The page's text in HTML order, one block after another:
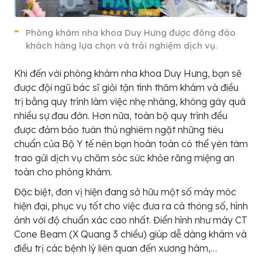
Phòng khám nha khoa Duy Hưng được đông đảo
khách hàng lựa chọn và trải nghiệm dịch vụ.
Khi đến với phòng khám nha khoa Duy Hưng, bạn sẽ
được đội ngũ bác sĩ giỏi tận tình thăm khám và điều
trị bằng quy trình làm việc nhẹ nhàng, không gây quá
nhiều sự đau đớn. Hơn nữa, toàn bộ quy trình đều
được đảm bảo tuân thủ nghiêm ngặt những tiêu
chuẩn của Bộ Y tế nên bạn hoàn toàn có thể yên tâm
trao gửi dịch vụ chăm sóc sức khỏe răng miệng an
toàn cho phòng khám.
Đặc biệt, đơn vị hiện đang sở hữu một số máy móc
hiện đại, phục vụ tốt cho việc đưa ra cá thông số, hình
ảnh với độ chuẩn xác cao nhất. Điển hình như máy CT
Cone Beam (X Quang 3 chiều) giúp dễ dàng khám và
điều trị các bệnh lý liên quan đến xương hàm,…